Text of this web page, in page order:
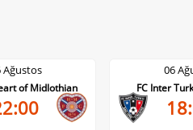
06 Ağustos
Turku-FC Vaduz
18:00
06
Dynamo